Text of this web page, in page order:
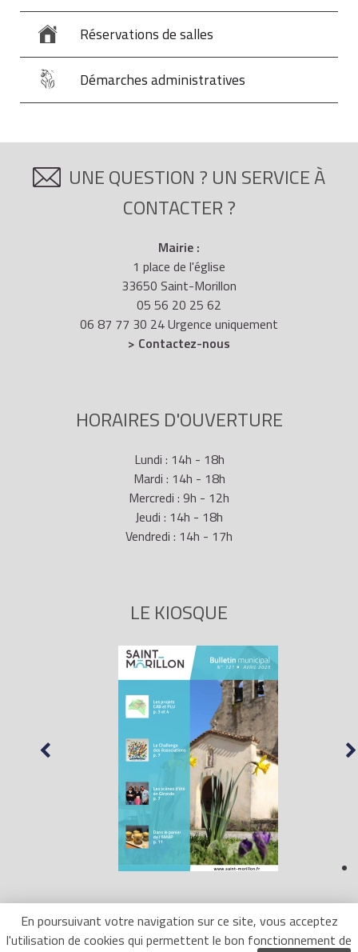
En poursuivant votre navigation sur ce site, vous acceptez
l'utilisation de cookies qui permettent le bon fonctionnement de
Réservations de salles
Démarches administratives
UNE QUESTION ? UN SERVICE À
CONTACTER ?
Mairie :
1 place de l'église
33650 Saint-Morillon
05 56 20 25 62
06 87 77 30 24 Urgence uniquement
> Contactez-nous
HORAIRES D'OUVERTURE
Lundi : 14h - 18h
Mardi : 14h - 18h
Mercredi : 9h - 12h
Jeudi : 14h - 18h
Vendredi : 14h - 17h
LE KIOSQUE
Mentions Légales - Site réalisé parLR Marketing